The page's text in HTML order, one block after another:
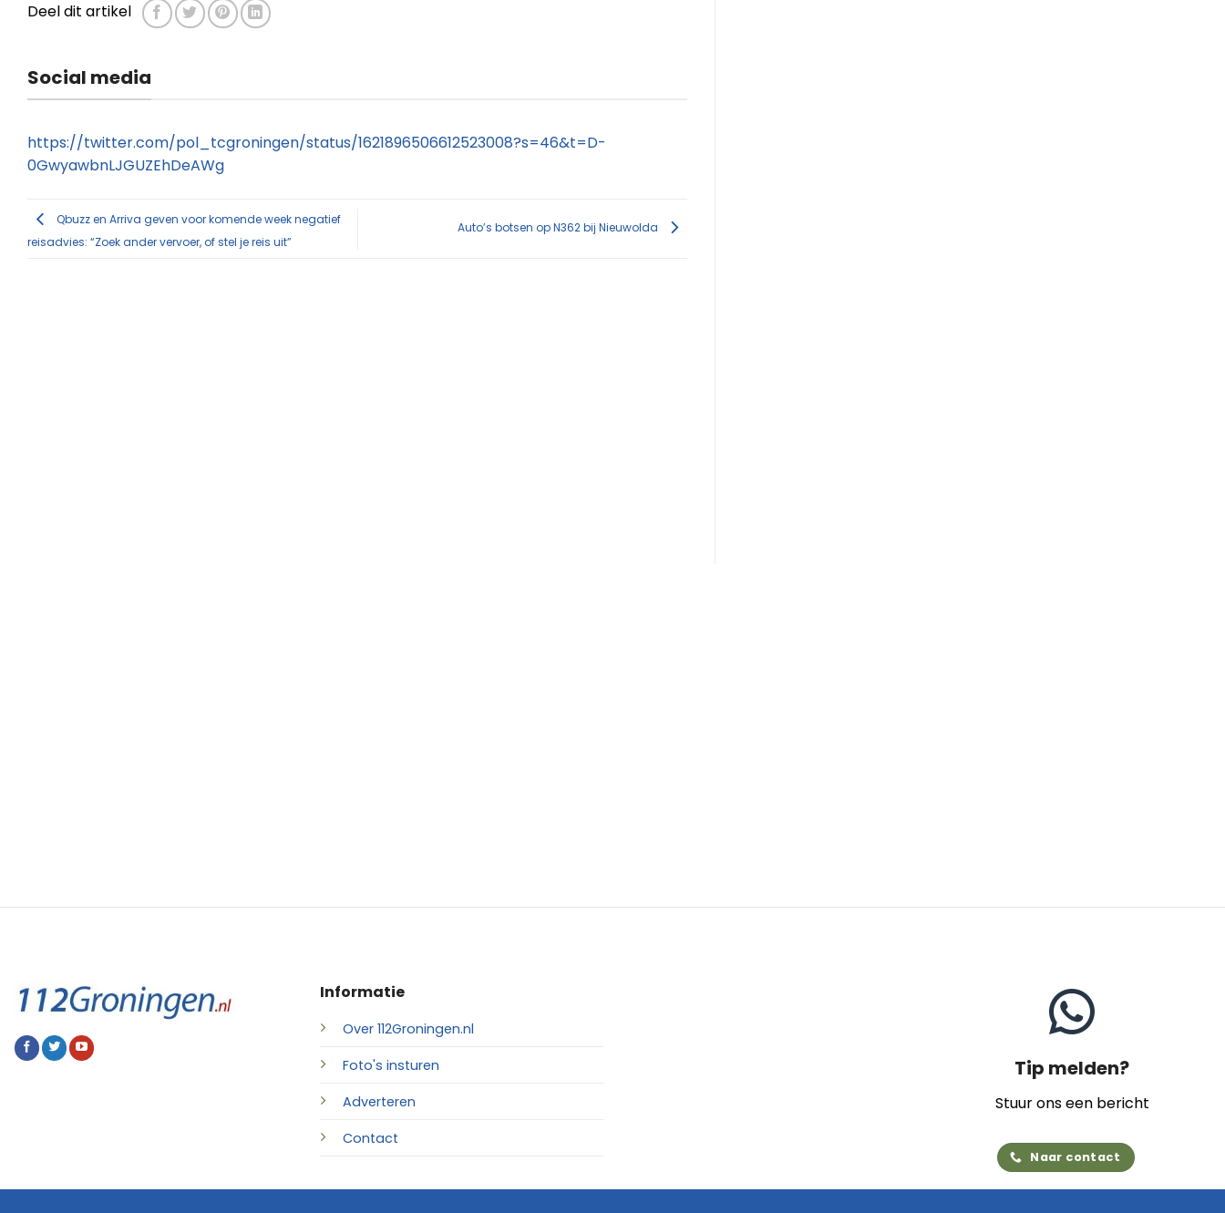
Deel dit artikel
Social media
https://twitter.com/pol_tcgroningen/status/1621896506612523008?s=46&t=D-
0GwyawbnLJGUZEhDeAWg
Qbuzz en Arriva geven voor komende week negatief
reisadvies: “Zoek ander vervoer, of stel je reis uit”
Auto’s botsen op N362 bij Nieuwolda
Informatie
Over 112Groningen.nl
Foto's insturen
Adverteren
Contact
Tip melden?
Stuur ons een bericht
Naar contact